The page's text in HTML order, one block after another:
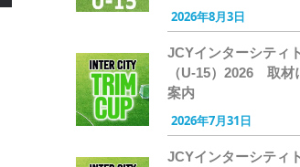
2026年8月3日
JCYインターシティ
（U-15）2026 取材
案内
2026年7月31日
JCYインターシティ